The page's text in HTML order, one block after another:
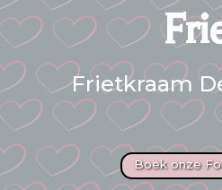
Frietkraam
Boek onze